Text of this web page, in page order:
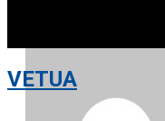
VETUA